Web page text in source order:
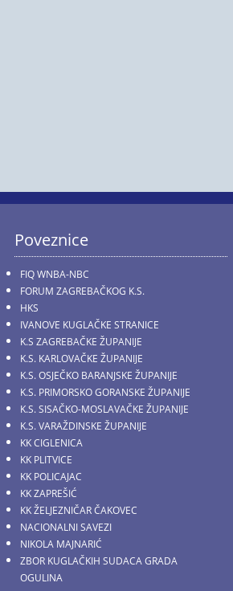
Poveznice
FIQ WNBA-NBC
FORUM ZAGREBAČKOG K.S.
HKS
IVANOVE KUGLAČKE STRANICE
K.S ZAGREBAČKE ŽUPANIJE
K.S. KARLOVAČKE ŽUPANIJE
K.S. OSJEČKO BARANJSKE ŽUPANIJE
K.S. PRIMORSKO GORANSKE ŽUPANIJE
K.S. SISAČKO-MOSLAVAČKE ŽUPANIJE
K.S. VARAŽDINSKE ŽUPANIJE
KK CIGLENICA
KK PLITVICE
KK POLICAJAC
KK ZAPREŠIĆ
KK ŽELJEZNIČAR ČAKOVEC
NACIONALNI SAVEZI
NIKOLA MAJNARIĆ
ZBOR KUGLAČKIH SUDACA GRADA
OGULINA